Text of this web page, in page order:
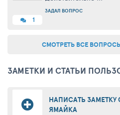
ЗАДАЛ ВОПРОС
1
СМОТРЕТЬ ВСЕ
ЗАМЕТКИ И СТАТЬИ
НАПИСАТЬ ЗАМЕТКУ
ЯМАЙКА